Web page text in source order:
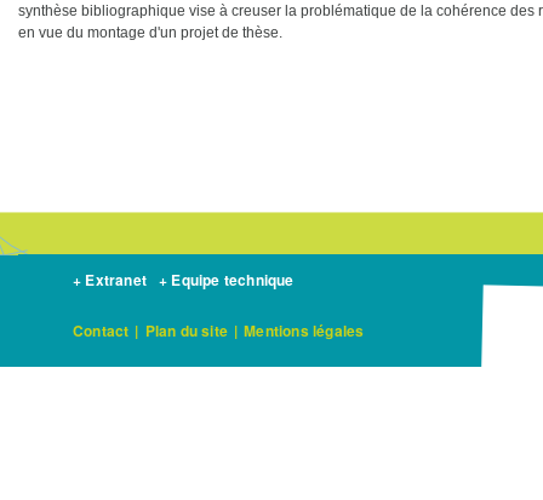
synthèse bibliographique vise à creuser la problématique de la cohérence
en vue du montage d'un projet de thèse.
+ Extranet + Equipe technique
Contact | Plan du site | Mentions légales